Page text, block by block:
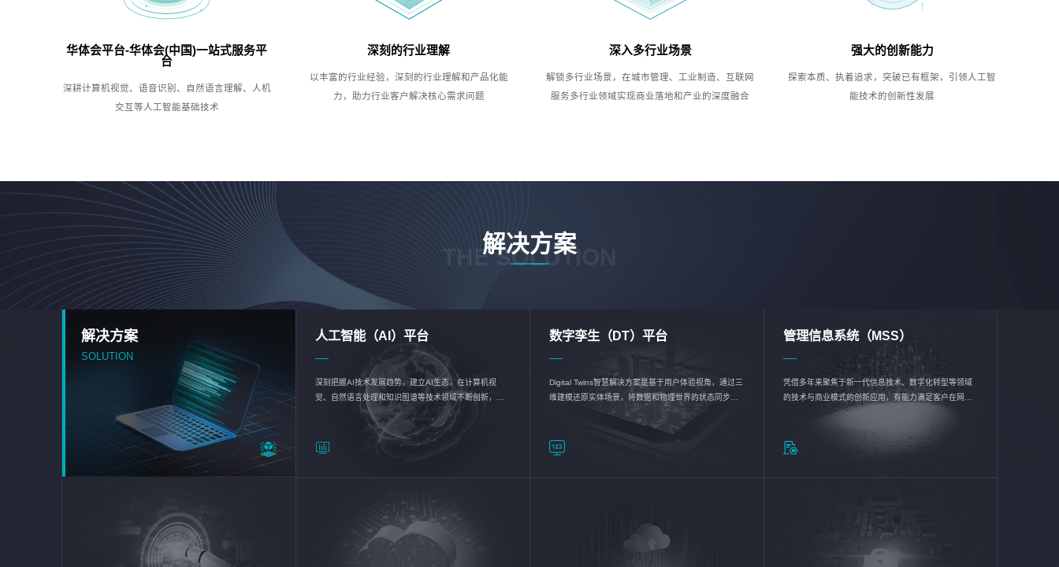
华体会平台-华体会(中国)一站式服务平
台
深耕计算机视觉、语音识别、自然语言理解、人机
交互等人工智能基础技术
深刻的行业理解
以丰富的行业经验，深刻的行业理解和产品化能
力，助力行业客户解决核心需求问题
深入多行业场景
解锁多行业场景，在城市管理、工业制造、互联网
服务多行业领域实现商业落地和产业的深度融合
强大的创新能力
探索本质、执着追求，突破已有框架，引领人工智
能技术的创新性发展
解决方案
THE SOLUTION
解决方案
SOLUTION
人工智能（AI）平台
深刻把握AI技术发展趋势，建立AI生态，在计算机视
觉、自然语言处理和知识图谱等技术领域不断创新，持
续优化企业数智化转型加速器—AlphaMind®AI能力开放
数字孪生（DT）平台
Digital Twins智慧解决方案是基于用户体验视角，通过三
维建模还原实体场景，将数据和物理世界的状态同步呈
现，使用户对关键数据有更直观的感受，推动各行业完
成智能化转型，实现新旧动能的转换
管理信息系统（MSS）
凭借多年来聚焦于新一代信息技术、数字化转型等领域
的技术与商业模式的创新应用，有能力满足客户在网络
优化、运营维护和信息安全防护等方面的需求，为客户